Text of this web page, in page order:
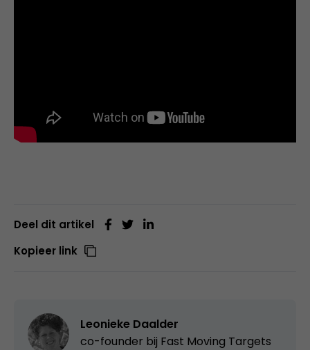
Deel dit artikel
Kopieer link
Leonieke Daalder
co-founder bij Fast Moving Targets